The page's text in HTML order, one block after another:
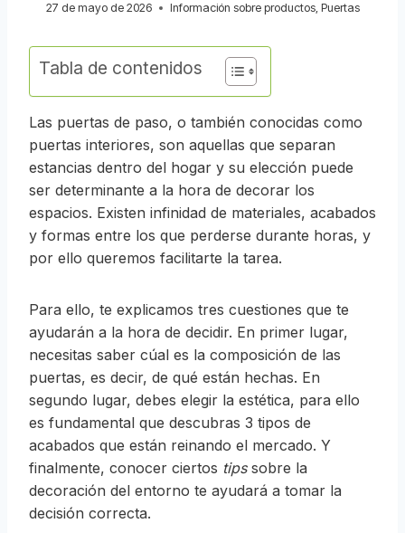
27 de mayo de 2026
Información sobre productos, Puertas
Tabla de contenidos
Las puertas de paso, o también conocidas como
puertas interiores, son aquellas que separan
estancias dentro del hogar y su elección puede
ser determinante a la hora de decorar los
espacios. Existen infinidad de materiales, acabados
y formas entre los que perderse durante horas, y
por ello queremos facilitarte la tarea.
Para ello, te explicamos tres cuestiones que te
ayudarán a la hora de decidir. En primer lugar,
necesitas saber cúal es la composición de las
puertas, es decir, de qué están hechas. En
segundo lugar, debes elegir la estética, para ello
es fundamental que descubras 3 tipos de
acabados que están reinando el mercado. Y
finalmente, conocer ciertos tips sobre la
decoración del entorno te ayudará a tomar la
decisión correcta.